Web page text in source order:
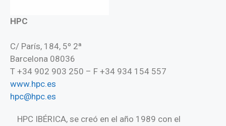
HPC
C/ París, 184, 5º 2ª
Barcelona 08036
T +34 902 903 250 – F +34 934 154 557
www.hpc.es
hpc@hpc.es
HPC IBÉRICA, se creó en el año 1989 con el